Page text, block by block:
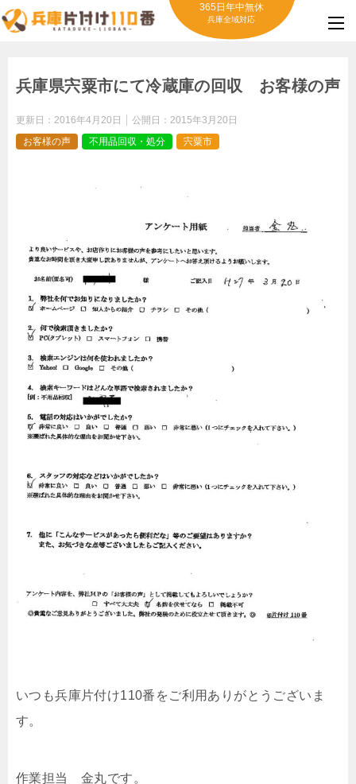
365日年中無休
兵庫全域対応
兵庫県宍粟市にて冷蔵庫の回収 お客様の声
更新日： 2016年4月20日 公開日： 2015年3月20日
お客様の声
不用品回収・処分 宍粟市
いつも兵庫片付け110番をご利用ありがとうございま
す。
作業担当 金丸です。